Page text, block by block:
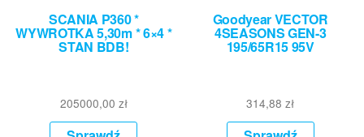
SCANIA P360 *
WYWROTKA 5,30m * 6×4 *
STAN BDB!
205000,00 zł
Goodyear VECTOR
4SEASONS GEN-3
195/65R15 95V
314,88zł